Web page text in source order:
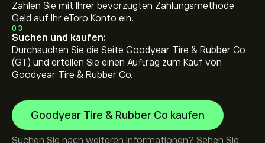
Zahlen Sie mit Ihrer bevorzugten Zahlungsmethode
Geld auf Ihr eToro Konto ein.
03
Suchen und kaufen:
Durchsuchen Sie die Seite Goodyear Tire & Rubber Co
(GT) und erteilen Sie einen Auftrag zum Kauf von
Goodyear Tire & Rubber Co.
Goodyear Tire & Rubber Co kaufen
Suchen Sie nach weiteren Informationen? Sehen Sie